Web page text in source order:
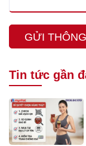
GỬI
Tin tức gần